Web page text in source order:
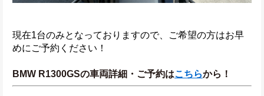
現在1台のみとなっておりますので、ご希望の方はお早
めにご予約ください！
BMW R1300GSの車両詳細・ご予約はこちらから！